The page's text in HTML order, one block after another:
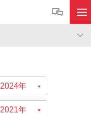
2024年
2021年